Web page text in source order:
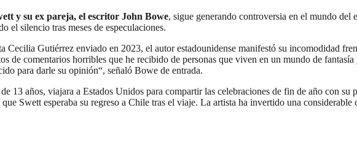
y su ex pareja, el escritor John Bowe, sigue generando controversia en el mundo
el silencio tras meses de especulaciones.
Cecilia Gutiérrez enviado en 2023, el autor estadounidense manifestó su incomodidad
de comentarios horribles que he recibido de personas que viven en un mundo de
para darle su opinión“, señaló Bowe de entrada.
13 años, viajara a Estados Unidos para compartir las celebraciones de fin de año con
Swett esperaba su regreso a Chile tras el viaje. La artista ha invertido una